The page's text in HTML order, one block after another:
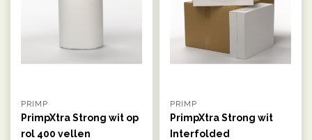
PRIMP
PrimpXtra Strong wit op
rol 400 vellen
PRIMP
PrimpXtra Strong wit
Interfolded